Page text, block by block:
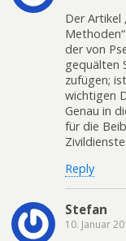
Der Artikel
der von
gequälten
zufügen;
wichtigen
Genau in
für die
Reply
Stefan
10. Januar